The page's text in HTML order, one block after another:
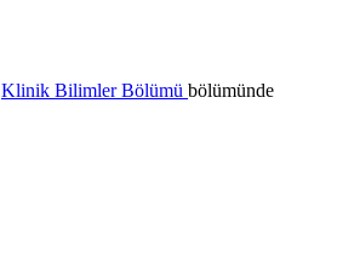
Klinik Bilimler Bölümü bölümünde